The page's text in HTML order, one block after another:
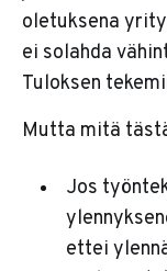
oletuksena
ei solahda
Tuloksen
Mutta mitä
Jos
ettei